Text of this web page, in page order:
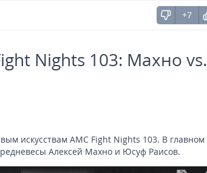
+7
Nights 103: Махно vs.
искусствам AMC Fight Nights 103. В главном
Алексей Махно и Юсуф Раисов.